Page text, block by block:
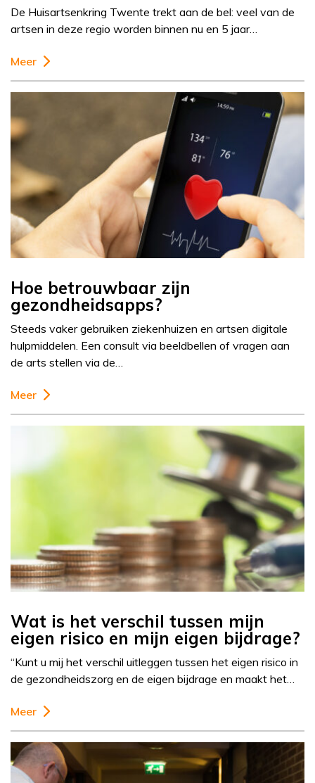
De Huisartsenkring Twente trekt aan de bel: veel van de
artsen in deze regio worden binnen nu en 5 jaar…
Meer
Hoe betrouwbaar zijn
gezondheidsapps?
Steeds vaker gebruiken ziekenhuizen en artsen digitale
hulpmiddelen. Een consult via beeldbellen of vragen aan
de arts stellen via de…
Meer
Wat is het verschil tussen mijn
eigen risico en mijn eigen bijdrage?
“Kunt u mij het verschil uitleggen tussen het eigen risico in
de gezondheidszorg en de eigen bijdrage en maakt het…
Meer